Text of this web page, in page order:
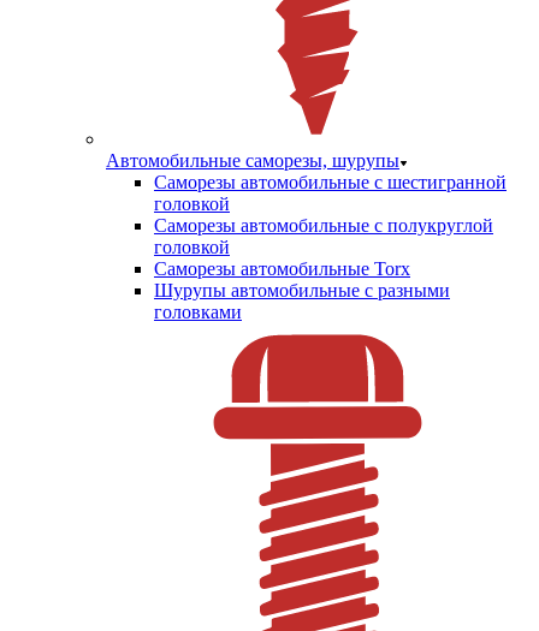
Автомобильные саморезы, шурупы
Саморезы автомобильные с шестигранной
головкой
Саморезы автомобильные с полукруглой
головкой
Саморезы автомобильные Torx
Шурупы автомобильные с разными
головками